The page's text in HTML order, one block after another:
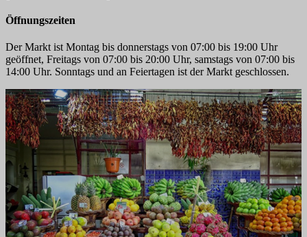
Öffnungszeiten
Der Markt ist Montag bis donnerstags von 07:00 bis 19:00 Uhr
geöffnet, Freitags von 07:00 bis 20:00 Uhr, samstags von 07:00 bis
14:00 Uhr. Sonntags und an Feiertagen ist der Markt geschlossen.